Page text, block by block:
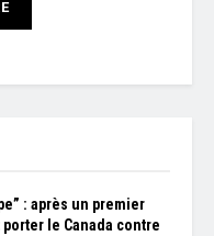
: après un premier
le Canada contre